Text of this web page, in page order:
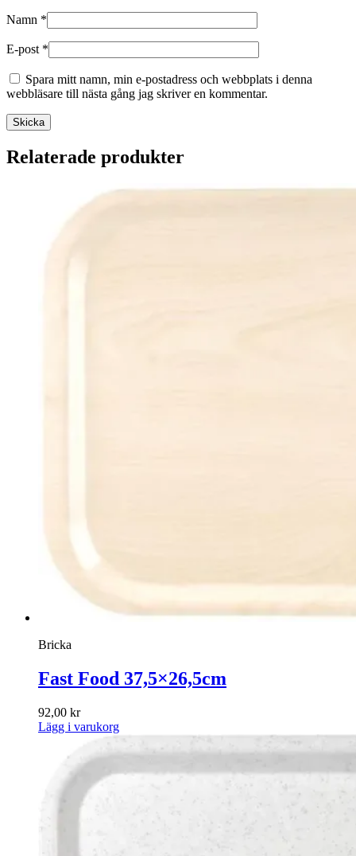
Namn *
E-post *
Spara mitt namn, min e-postadress och webbplats i denna
webbläsare till nästa gång jag skriver en kommentar.
Relaterade produkter
Bricka
Fast Food 37,5×26,5cm
92,00 kr
Lägg i varukorg